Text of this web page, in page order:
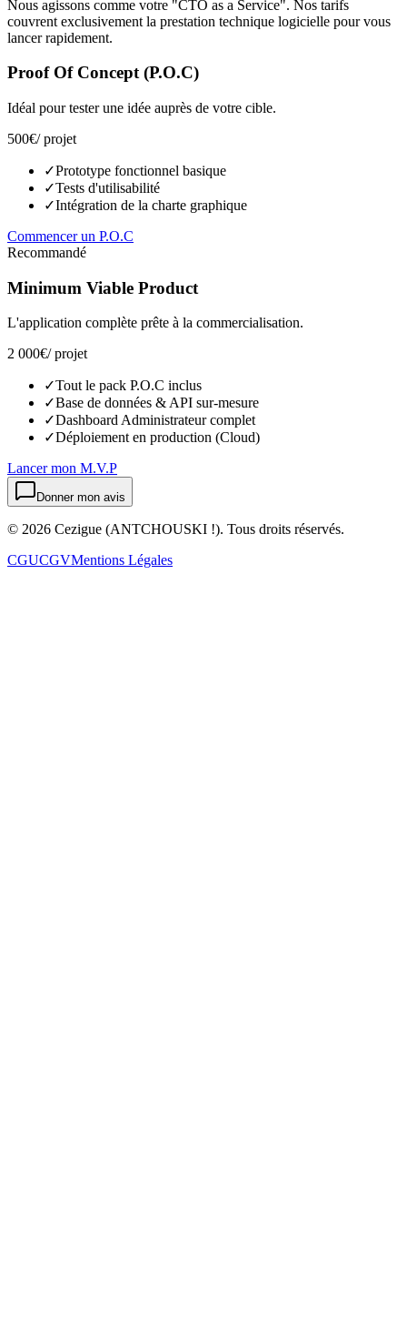
Nous agissons comme votre "CTO as a Service". Nos tarifs
couvrent exclusivement la prestation technique logicielle pour vous
lancer rapidement.
Proof Of Concept (P.O.C)
Idéal pour tester une idée auprès de votre cible.
500€/ projet
✓Prototype fonctionnel basique
✓Tests d'utilisabilité
✓Intégration de la charte graphique
Commencer un P.O.C
Recommandé
Minimum Viable Product
L'application complète prête à la commercialisation.
2 000€/ projet
✓Tout le pack P.O.C inclus
✓Base de données & API sur-mesure
✓Dashboard Administrateur complet
✓Déploiement en production (Cloud)
Lancer mon M.V.P
Donner mon avis
© 2026 Cezigue (ANTCHOUSKI !). Tous droits réservés.
CGUCGVMentions Légales